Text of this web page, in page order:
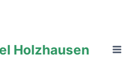
Holzhausen